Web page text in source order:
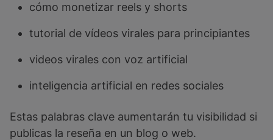
cómo monetizar reels y shorts
tutorial de vídeos virales para principiantes
videos virales con voz artificial
inteligencia artificial en redes sociales
Estas palabras clave aumentarán tu visibilidad si
publicas la reseña en un blog o web.